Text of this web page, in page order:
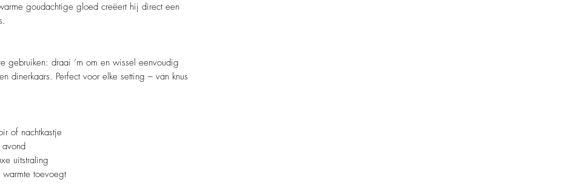
goudachtige gloed creëert hij direct een
gebruiken: draai ‘m om en wissel eenvoudig
dinerkaars. Perfect voor elke setting – van knus
of nachtkastje
uitstraling
toevoegt